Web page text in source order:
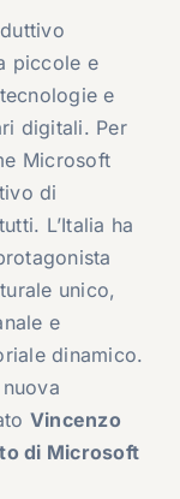
piccole e
e
digitali. Per
Microsoft
di
L’Italia ha
unico,
e
dinamico.
Vincenzo
di Microsoft